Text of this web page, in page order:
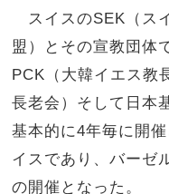
スイスのSEK（ス
盟）とその宣教団体
PCK（大韓イエス教
長老会）そして日本
基本的に4年毎に開
イスであり、バーゼ
の開催となった。